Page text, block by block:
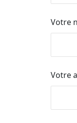
Votre
Votre